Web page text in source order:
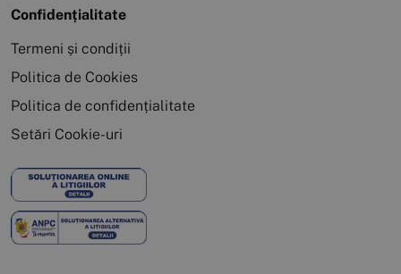
Confidențialitate
Termeni și condiții
Politica de Cookies
Politica de confidențialitate
Setări Cookie-uri